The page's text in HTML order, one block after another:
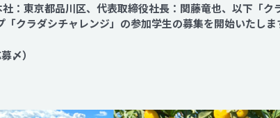
東京都品川区、代表取締役社長：関藤竜也、以下「ク
クラダシチャレンジ」の参加学生の募集を開始いたしま
〆）